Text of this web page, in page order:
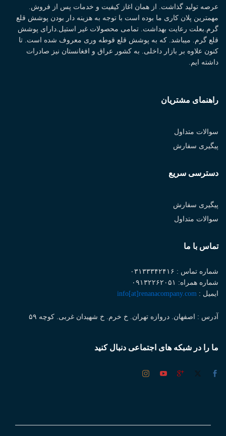
عرصه تولید گذاشت. از همان اغاز کیفیت و خدمات پس از فروش.
مهمترین پلان کاری ما بوده است با توجه به هزینه دار بودن پوشش قلع
گرم.بعلت رعایت بهداشت. تمامی محصولات غیر استیل.دارای پوشش
قلع گرم. میباشد. که به پوشش قلع قوطه وری معروف شده است. تا
کنون علاوه بر بازار داخلی. به کشور عراق و افغانستان نیز صادرات
داشته ایم.
راهنمای مشتریان
سوالات متداول
پیگیری سفارش
دسترسی سریع
پیگیری سفارش
سوالات متداول
تماس با ما
شماره تماس : ۰۳۱۳۳۳۴۲۴۱۶
شماره همراه: ۰۹۱۳۲۲۶۲۰۵۱
ایمیل : info[at]renanacompany.com
آدرس : اصفهان. دروازه تهران. خ خرم. خ شهیدان غربی. کوچه ۵۹
ما را در شبکه های اجتماعی دنبال کنید